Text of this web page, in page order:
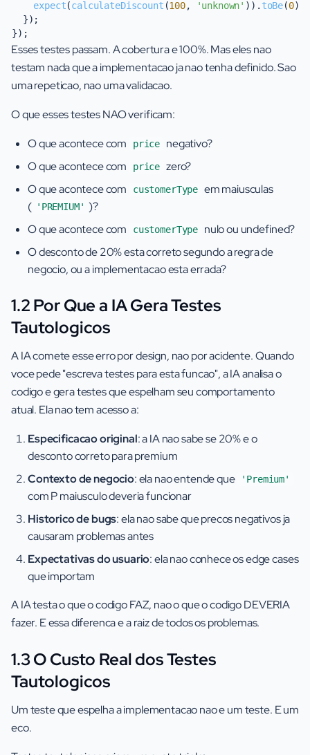
expect(calculateDiscount (100, 'unknown' )). toBe(0);
  });
Esses testes passam. A cobertura e 100%. Mas eles nao
testam nada que a implementacao ja nao tenha definido. Sao
uma repeticao, nao uma validacao.
O que esses testes NAO verificam:
O que acontece com
price
negativo?
O que acontece com
price zero?
O que acontece com
customerType em maiusculas
( 'PREMIUM' )?
O que acontece com
customerType
nulo ou undefined?
O desconto de 20% esta correto segundo a regra de
negocio, ou a implementacao esta errada?
1.2 Por Que a IA Gera Testes
Tautologicos
A IA comete esse erro por design, nao por acidente. Quando
voce pede "escreva testes para esta funcao", a IA analisa o
codigo e gera testes que espelham seu comportamento
atual. Ela nao tem acesso a:
Especificacao original: a IA nao sabe se 20% e o
desconto correto para premium
Contexto de negocio: ela nao entende que 'Premium'
com P maiusculo deveria funcionar
Historico de bugs: ela nao sabe que precos negativos ja
causaram problemas antes
Expectativas do usuario: ela nao conhece os edge cases
que importam
A IA testa o que o codigo FAZ, nao o que o codigo DEVERIA
fazer. E essa diferenca e a raiz de todos os problemas.
1.3 O Custo Real dos Testes
Tautologicos
Um teste que espelha a implementacao nao e um teste. E um
eco.